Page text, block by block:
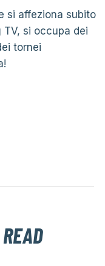
si affeziona subito
si occupa dei
tornei